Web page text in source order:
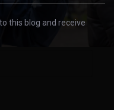
this blog and receive